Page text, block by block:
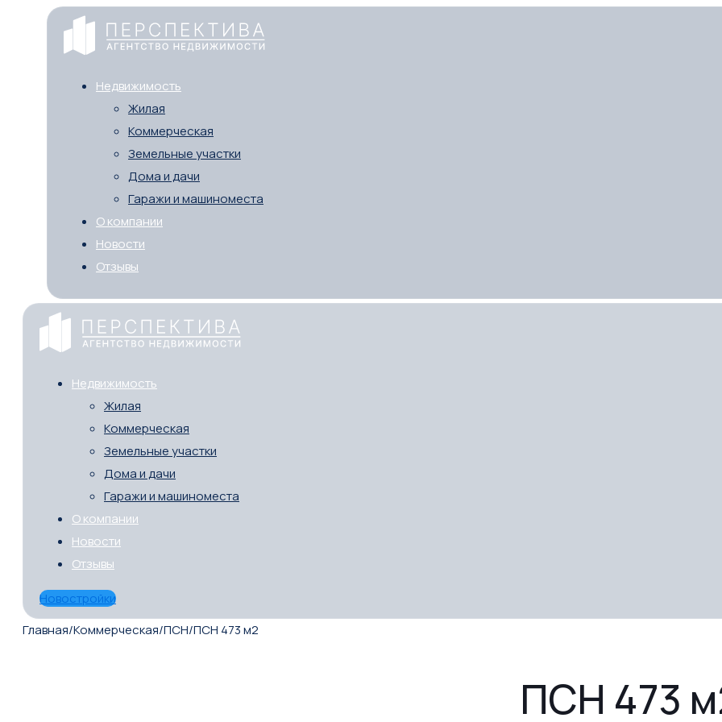
Недвижимость
Жилая
Коммерческая
Земельные участки
Дома и дачи
Гаражи и машиноместа
О компании
Новости
Отзывы
Недвижимость
Жилая
Коммерческая
Земельные участки
Дома и дачи
Гаражи и машиноместа
О компании
Новости
Отзывы
Новостройки
Главная/Коммерческая/ПСН/ПСН 473 м2
ПСН 473